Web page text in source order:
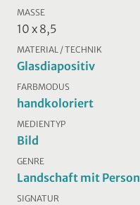
MASSE
10 x 8,5
MATERIAL / TECHNIK
Glasdiapositiv
FARBMODUS
handkoloriert
MEDIENTYP
Bild
GENRE
Landschaft mit
SIGNATUR